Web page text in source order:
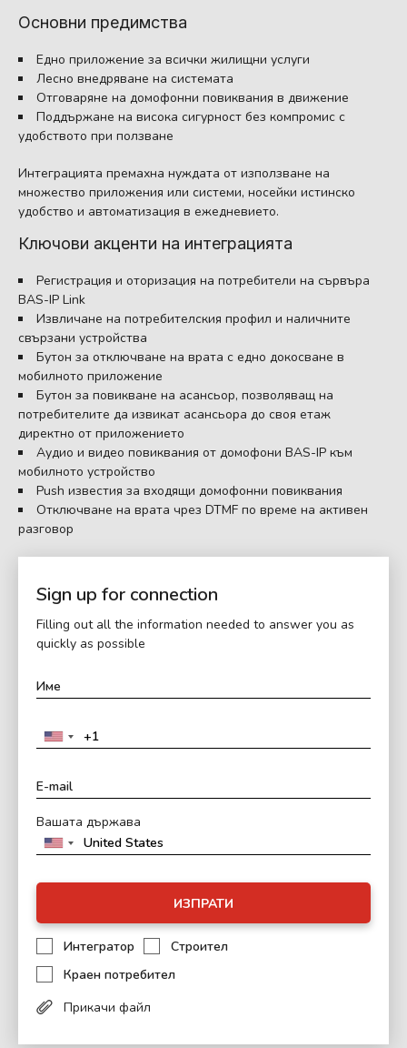
Основни предимства
Едно приложение за всички жилищни услуги
Лесно внедряване на системата
Отговаряне на домофонни повиквания в движение
Поддържане на висока сигурност без компромис с
удобството при ползване
Интеграцията премахна нуждата от използване на
множество приложения или системи, носейки истинско
удобство и автоматизация в ежедневието.
Ключови акценти на интеграцията
Регистрация и оторизация на потребители на сървъра
BAS-IP Link
Извличане на потребителския профил и наличните
свързани устройства
Бутон за отключване на врата с едно докосване в
мобилното приложение
Бутон за повикване на асансьор, позволяващ на
потребителите да извикат асансьора до своя етаж
директно от приложението
Аудио и видео повиквания от домофони BAS-IP към
мобилното устройство
Push известия за входящи домофонни повиквания
Отключване на врата чрез DTMF по време на активен
разговор
Sign up for connection
Filling out all the information needed to answer you as
quickly as possible
Вашата държава
ИЗПРАТИ
Интегратор
Строител
Краен потребител
Прикачи файл